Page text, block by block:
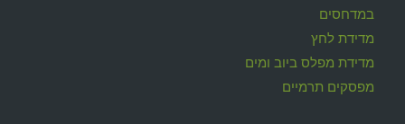
במדחסים
מדידת לחץ
מדידת מפלס ביוב ומים
מפסקים תרמיים